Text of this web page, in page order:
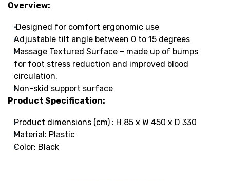
Overview:
Designed for comfort ergonomic use
Adjustable tilt angle between 0 to 15 degrees
Massage Textured Surface – made up of bumps
for foot stress reduction and improved blood
circulation.
Non-skid support surface
Product Specification:
Product dimensions (cm) : H 85 x W 450 x D 330
Material: Plastic
Color: Black